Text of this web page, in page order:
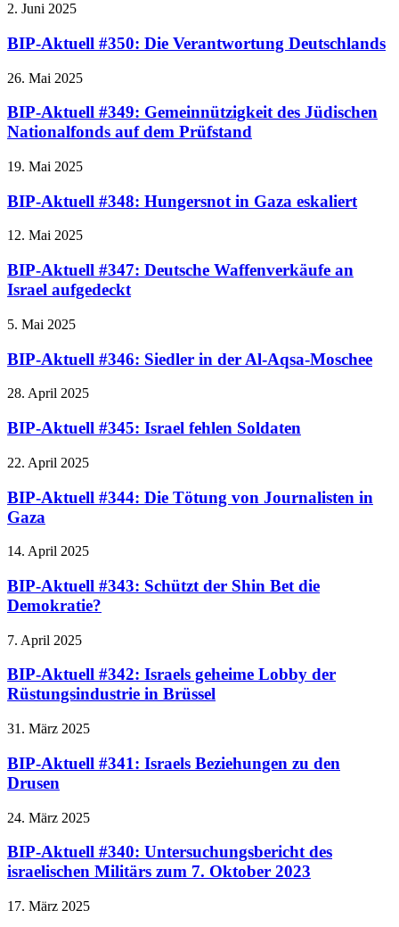
2. Juni 2025
BIP-Aktuell #350: Die Verantwortung Deutschlands
26. Mai 2025
BIP-Aktuell #349: Gemeinnützigkeit des Jüdischen
Nationalfonds auf dem Prüfstand
19. Mai 2025
BIP-Aktuell #348: Hungersnot in Gaza eskaliert
12. Mai 2025
BIP-Aktuell #347: Deutsche Waffenverkäufe an
Israel aufgedeckt
5. Mai 2025
BIP-Aktuell #346: Siedler in der Al-Aqsa-Moschee
28. April 2025
BIP-Aktuell #345: Israel fehlen Soldaten
22. April 2025
BIP-Aktuell #344: Die Tötung von Journalisten in
Gaza
14. April 2025
BIP-Aktuell #343: Schützt der Shin Bet die
Demokratie?
7. April 2025
BIP-Aktuell #342: Israels geheime Lobby der
Rüstungsindustrie in Brüssel
31. März 2025
BIP-Aktuell #341: Israels Beziehungen zu den
Drusen
24. März 2025
BIP-Aktuell #340: Untersuchungsbericht des
israelischen Militärs zum 7. Oktober 2023
17. März 2025